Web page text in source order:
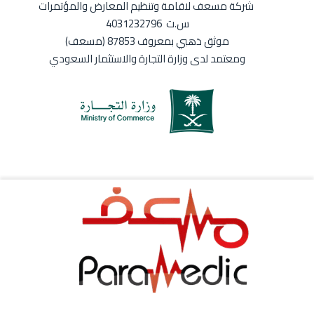
س.ت 4031232796
(مسعف) موثق ذهبي بمعروف 87853
ومعتمد لدى وزارة التجارة والاستثمار السعودي